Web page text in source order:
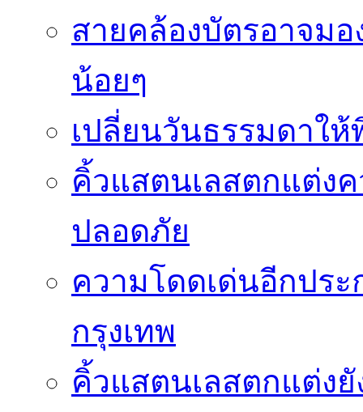
สายคล้องบัตรอาจมอ
น้อยๆ
เปลี่ยนวันธรรมดาใ
คิ้วแสตนเลสตกแต่ง
ปลอดภัย
ความโดดเด่นอีกปร
กรุงเทพ
คิ้วแสตนเลสตกแต่ง